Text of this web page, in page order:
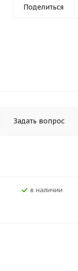
Поделиться
Задать вопрос
В наличии